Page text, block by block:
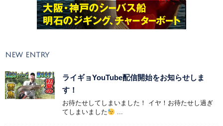
NEW ENTRY
ライギョYouTube配信開始をお知らせしま
す！
お待たせしてしまいました！ イヤ！お待たせし過ぎ
てしまいました
...